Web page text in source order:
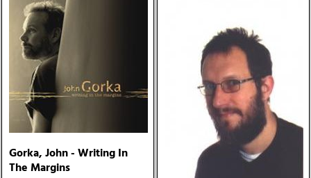
Gorka, John - Writing In
The Margins